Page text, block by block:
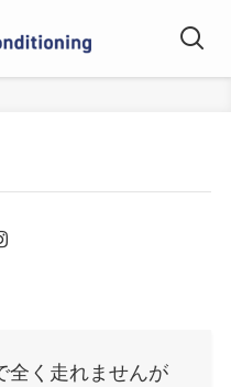
く走れませんが